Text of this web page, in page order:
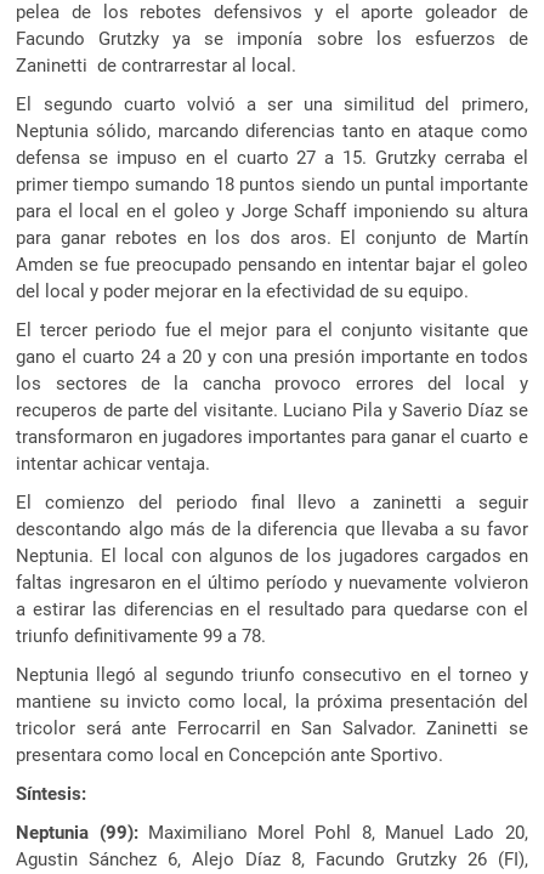
pelea de los rebotes defensivos y el aporte goleador de
Facundo Grutzky ya se imponía sobre los esfuerzos de
Zaninetti de contrarrestar al local.
El segundo cuarto volvió a ser una similitud del primero,
Neptunia sólido, marcando diferencias tanto en ataque como
defensa se impuso en el cuarto 27 a 15. Grutzky cerraba el
primer tiempo sumando 18 puntos siendo un puntal importante
para el local en el goleo y Jorge Schaff imponiendo su altura
para ganar rebotes en los dos aros. El conjunto de Martín
Amden se fue preocupado pensando en intentar bajar el goleo
del local y poder mejorar en la efectividad de su equipo.
El tercer periodo fue el mejor para el conjunto visitante que
gano el cuarto 24 a 20 y con una presión importante en todos
los sectores de la cancha provoco errores del local y
recuperos de parte del visitante. Luciano Pila y Saverio Díaz se
transformaron en jugadores importantes para ganar el cuarto e
intentar achicar ventaja.
El comienzo del periodo final llevo a zaninetti a seguir
descontando algo más de la diferencia que llevaba a su favor
Neptunia. El local con algunos de los jugadores cargados en
faltas ingresaron en el último período y nuevamente volvieron
a estirar las diferencias en el resultado para quedarse con el
triunfo definitivamente 99 a 78.
Neptunia llegó al segundo triunfo consecutivo en el torneo y
mantiene su invicto como local, la próxima presentación del
tricolor será ante Ferrocarril en San Salvador. Zaninetti se
presentara como local en Concepción ante Sportivo.
Síntesis:
Neptunia (99):Maximiliano Morel Pohl 8, Manuel Lado 20,
Agustin Sánchez 6, Alejo Díaz 8, Facundo Grutzky 26 (FI),